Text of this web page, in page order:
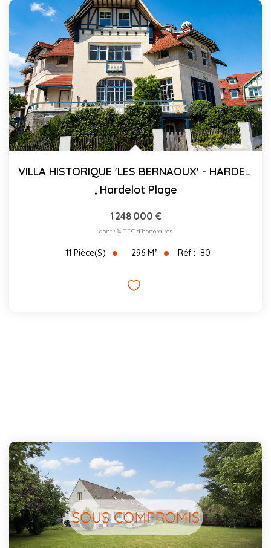
VILLA HISTORIQUE 'LES BERNAOUX' - HARDELOT - 296 M²
, Hardelot Plage
1 248 000 €
dont 4% TTC d'honoraires
11 Pièce(s) 296 M² Réf : 80